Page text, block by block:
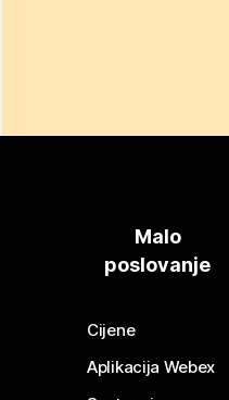
Malo
poslovanje
Cijene
Aplikacija Webex